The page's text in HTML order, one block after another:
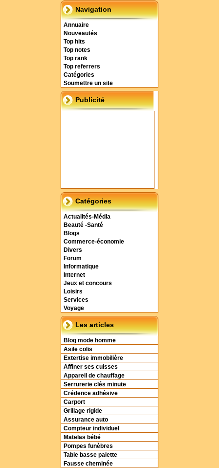
Navigation
Annuaire
Nouveautés
Top hits
Top notes
Top rank
Top referrers
Catégories
Soumettre un site
Publicité
Catégories
Actualités-Média
Beauté -Santé
Blogs
Commerce-économie
Divers
Forum
Informatique
Internet
Jeux et concours
Loisirs
Services
Voyage
Les articles
Blog mode homme
Asile colis
Extertise immobilière
Affiner ses cuisses
Appareil de chauffage
Serrurerie clés minute
Crédence adhésive
Carport
Grillage rigide
Assurance auto
Compteur individuel
Matelas bébé
Pompes funèbres
Table basse palette
Fausse cheminée